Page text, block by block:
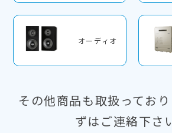
オーディオ
その他商品も取扱ってお
ずはご連絡下さ